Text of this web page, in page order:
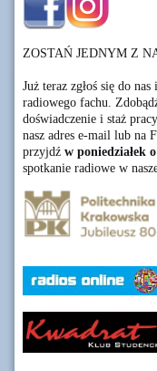
ZOSTAŃ JEDNYM Z
Już teraz zgłoś się do nas
radiowego fachu.
doświadczenie i staż
nasz adres e-mail lub na
przyjdź w poniedziałek
spotkanie radiowe w